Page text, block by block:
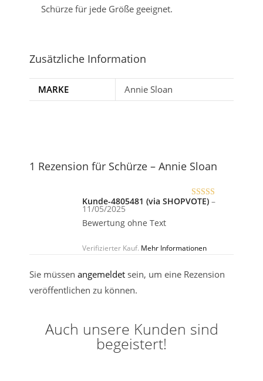
Schürze für jede Größe geeignet.
Zusätzliche Information
MARKE Annie Sloan
1 Rezension für Schürze – Annie Sloan
Bewertet
Kunde-4805481 (via SHOPVOTE) –
11/05/2025
Bewertung ohne Text
Verifizierter Kauf. Mehr Informationen
Sie müssen angemeldet sein, um eine Rezension
veröffentlichen zu können.
Auch unsere Kunden sind
begeistert!